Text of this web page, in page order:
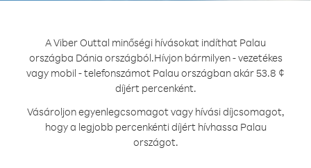
A Viber Outtal minőségi hívásokat indíthat Palau
országba Dánia országból.Hívjon bármilyen - vezetékes
vagy mobil - telefonszámot Palau országban akár 53.8 ¢
díjért percenként.
Vásároljon egyenlegcsomagot vagy hívási díjcsomagot,
hogy a legjobb percenkénti díjért hívhassa Palau
országot.